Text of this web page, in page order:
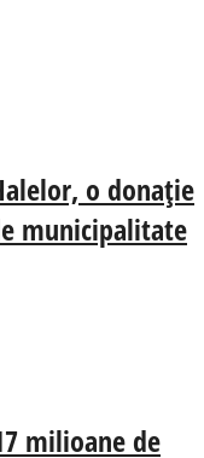
o donație
municipalitate
milioane de